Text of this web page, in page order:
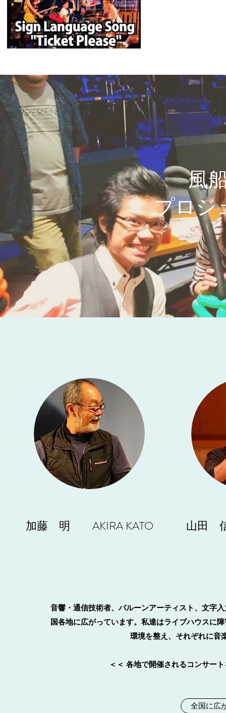
風
プロジ
加藤 明 AKIRA KATO 山田
音響・通信技術者、バルーンアーティスト、文字
国各地に広がっています。 私達はライブハウスに
環境を整え、それぞれに音
＜＜ 各地で開催されるコンサー
全国に広